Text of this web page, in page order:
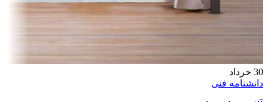
30 خرداد
دانشنامه فنی